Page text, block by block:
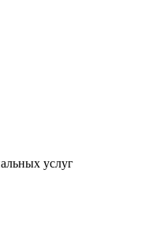
услуг